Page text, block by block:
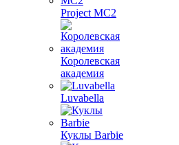
Project MС2
Королевская
академия
Luvabella
Куклы Barbie